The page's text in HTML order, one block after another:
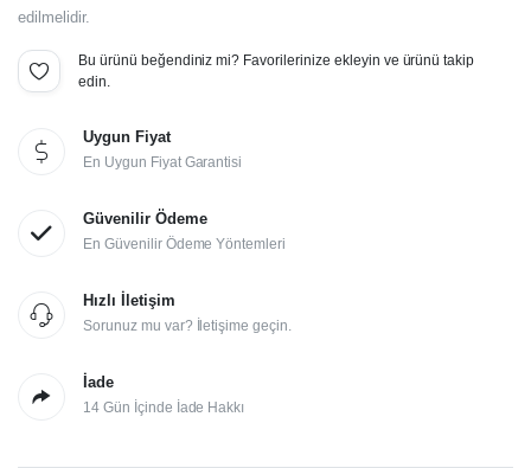
edilmelidir.
Bu ürünü beğendiniz mi? Favorilerinize ekleyin ve ürünü takip
edin.
Uygun Fiyat
En Uygun Fiyat Garantisi
Güvenilir Ödeme
En Güvenilir Ödeme Yöntemleri
Hızlı İletişim
Sorunuz mu var? İletişime geçin.
İade
14 Gün İçinde İade Hakkı